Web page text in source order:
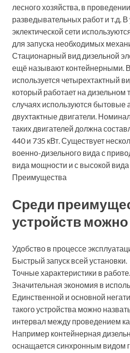
лесного хозяйства, в
разведывательных работ и т.д. В
эклектической сети
для запуска необходимых
Стационарный вид дизельной
ещё называют контейнерными. В
используется четырехтактный
который работает на дизельном
случаях используются бытовые
двухтактные двигатели.
таких двигателей должна
440 и 735 кВт. Существует
военно-дизельного вида с
вида мощности и с высокой
Преимущества
Среди
устройств
Удобство в процессе
Быстрый запуск всей установки.
Точные характеристики в
Значительная экономия в
Единственной и основной
такого устройства можно
интервал между проведением
Например контейнерная
оснащается синхронным видом